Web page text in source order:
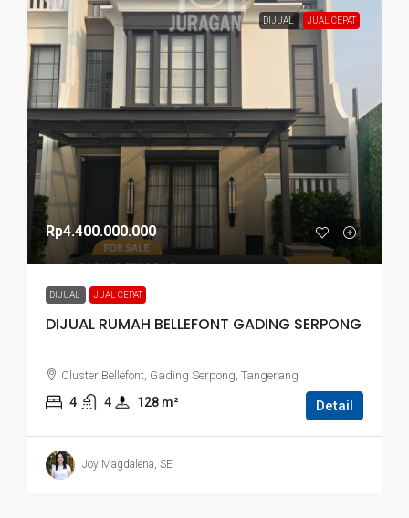
DIJUAL JUAL CEPAT
Rp4.400.000.000
DIJUAL JUAL CEPAT
DIJUAL RUMAH BELLEFONT GADING SERPONG
Cluster Bellefont, Gading Serpong, Tangerang
4 4 128 m² Detail
Joy Magdalena, SE